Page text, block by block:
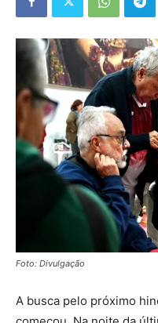
Foto: Divulgação
A busca pelo próximo